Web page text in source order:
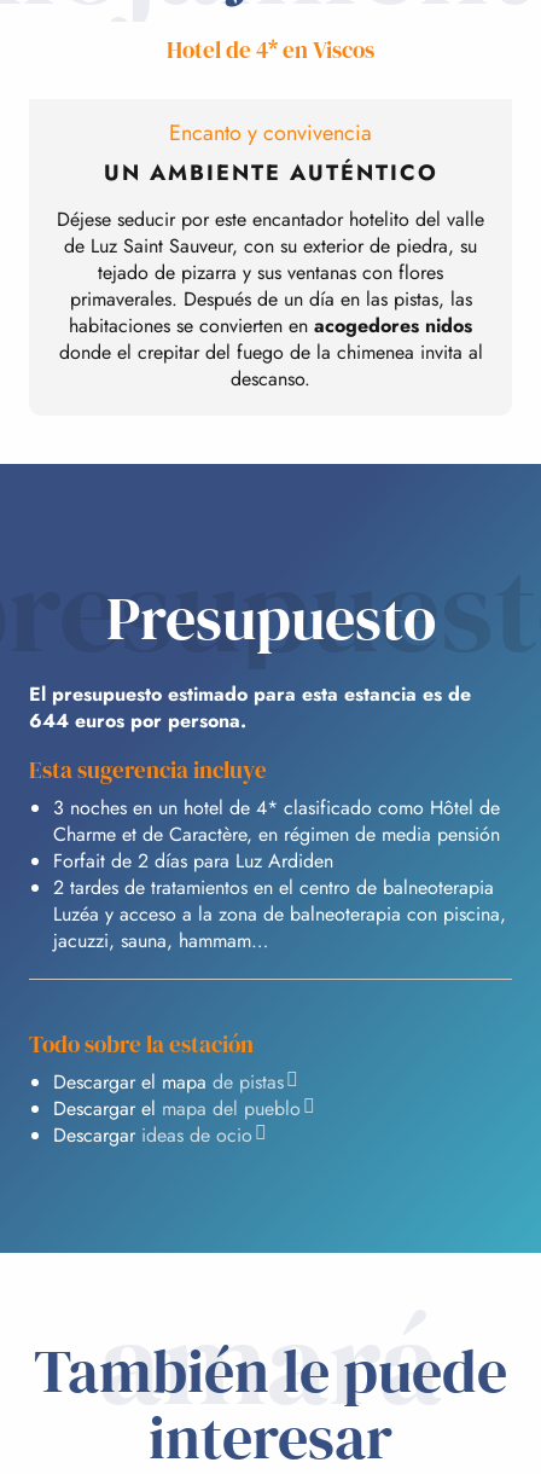
Hotel de 4* en Viscos
Encanto y convivencia
UN AMBIENTE AUTÉNTICO
Déjese seducir por este encantador hotelito del valle
de Luz Saint Sauveur, con su exterior de piedra, su
tejado de pizarra y sus ventanas con flores
primaverales. Después de un día en las pistas, las
habitaciones se convierten en acogedores nidos
donde el crepitar del fuego de la chimenea invita al
descanso.
Presupuesto
El presupuesto estimado para esta estancia es de
644 euros por persona.
Esta sugerencia incluye
3 noches en un hotel de 4* clasificado como Hôtel de
Charme et de Caractère, en régimen de media pensión
Forfait de 2 días para Luz Ardiden
2 tardes de tratamientos en el centro de balneoterapia
Luzéa y acceso a la zona de balneoterapia con piscina,
jacuzzi, sauna, hammam…
Todo sobre la estación
Descargar el mapa de pistas
Descargar el mapa del pueblo
Descargar ideas de ocio
amará
También le puede
interesar